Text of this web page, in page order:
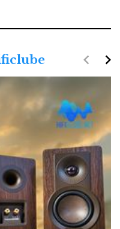
navigate_next
navigate_before